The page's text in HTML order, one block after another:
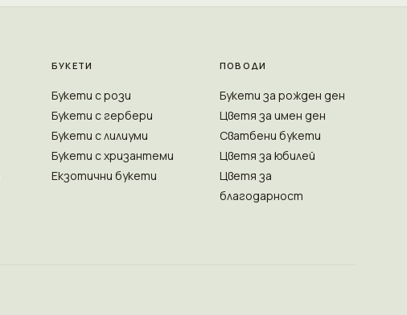
БУКЕТИ
Букети с рози
Букети с гербери
Букети с лилиуми
Букети с хризантеми
Екзотични букети
ПОВОДИ
Букети за рожден ден
Цветя за имен ден
Сватбени букети
Цветя за юбилей
Цветя за
благодарност